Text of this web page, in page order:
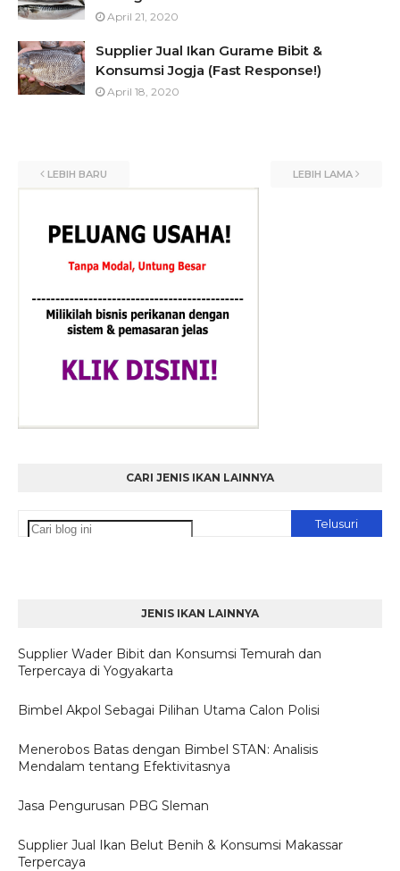
April 21, 2020
Supplier Jual Ikan Gurame Bibit &
Konsumsi Jogja (Fast Response!)
April 18, 2020
LEBIH BARU LEBIH LAMA
CARI JENIS IKAN LAINNYA
JENIS IKAN LAINNYA
Supplier Wader Bibit dan Konsumsi Temurah dan
Terpercaya di Yogyakarta
Bimbel Akpol Sebagai Pilihan Utama Calon Polisi
Menerobos Batas dengan Bimbel STAN: Analisis
Mendalam tentang Efektivitasnya
Jasa Pengurusan PBG Sleman
Supplier Jual Ikan Belut Benih & Konsumsi Makassar
Terpercaya